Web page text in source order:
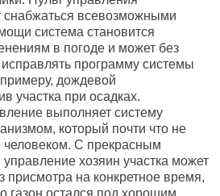
снабжаться всевозможными
система становится
в погоде и может без
программу системы
дождевой
участка при осадках.
выполняет систему
который почти что не
человеком. С прекрасным
хозяин участка может
присмотра на конкретное время,
газон остался под хорошим